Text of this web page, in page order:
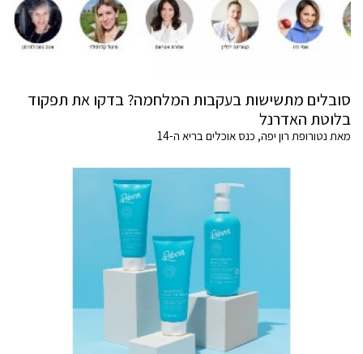
סובלים מתשישות בעקבות המלחמה? בדקו את תפקוד
בלוטת האדרנל
מאת נטורופת רון יפה, כנס אוכלים בריא ה-14